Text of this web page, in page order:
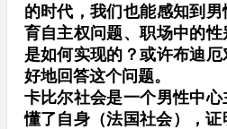
的时代，我们也能感知到
育自主权问题、职场中的
是如何实现的？或许布迪
好地回答这个问题。
卡比尔社会是一个男性中
懂了自身（法国社会），证